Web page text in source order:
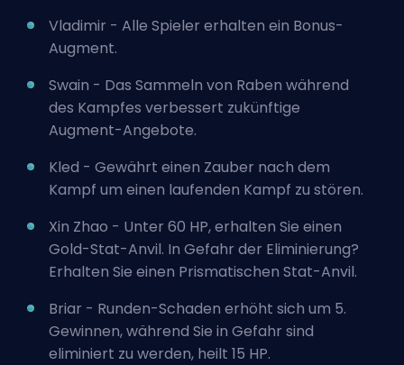
Vladimir - Alle Spieler erhalten ein Bonus-
Augment.
Swain - Das Sammeln von Raben während
des Kampfes verbessert zukünftige
Augment-Angebote.
Kled - Gewährt einen Zauber nach dem
Kampf um einen laufenden Kampf zu stören.
Xin Zhao - Unter 60 HP, erhalten Sie einen
Gold-Stat-Anvil. In Gefahr der Eliminierung?
Erhalten Sie einen Prismatischen Stat-Anvil.
Briar - Runden-Schaden erhöht sich um 5.
Gewinnen, während Sie in Gefahr sind
eliminiert zu werden, heilt 15 HP.